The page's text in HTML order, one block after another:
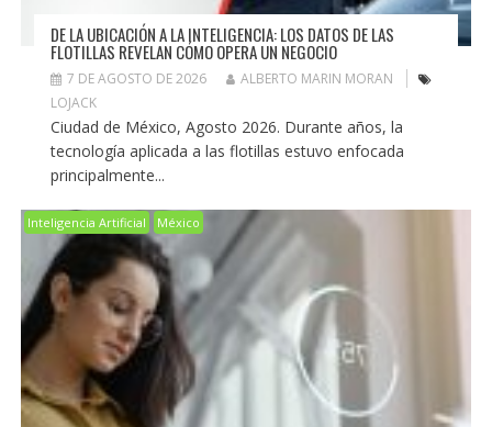
DE LA UBICACIÓN A LA INTELIGENCIA: LOS DATOS DE LAS
FLOTILLAS REVELAN CÓMO OPERA UN NEGOCIO
7 DE AGOSTO DE 2026
ALBERTO MARIN MORAN
LOJACK
Ciudad de México, Agosto 2026. Durante años, la
tecnología aplicada a las flotillas estuvo enfocada
principalmente...
Inteligencia Artificial México